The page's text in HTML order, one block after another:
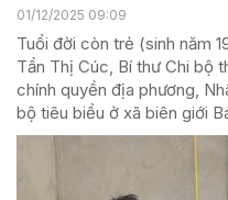
01/12/2025 09:09
Tuổi đời còn trẻ (sinh năm
Tẩn Thị Cúc, Bí thư Chi bộ
chính quyền địa phương,
bộ tiêu biểu ở xã biên giới